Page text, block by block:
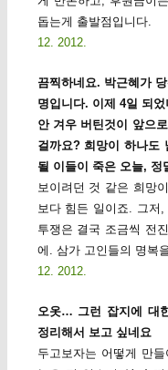
돕는게 출발점입니다.
12. 2012.
끔찍하네요. 박근혜가
명입니다. 이제 4일 되
안 겨우 버틴것이 앞으
걸까요? 희망이 하나도
될 이들이 죽은 오늘, 정
보이려던 것 같은 희망
보다 힘든 일이죠. 그저
투쟁은 결국 조금씩 전
에. 삼가 고인들의 명복
12. 2012.
오옷… 그런 잡지에 대
정리해서 보고 싶네요
두고보자는 어떻게 만